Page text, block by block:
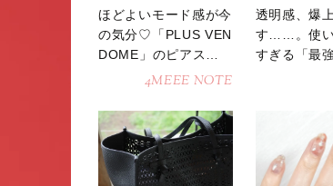
ほどよいモード感が今
の気分♡「PLUS VEN
DOME」のピアスが
4MEEE NOTE
透明感、爆
す……。使い
すぎる「最